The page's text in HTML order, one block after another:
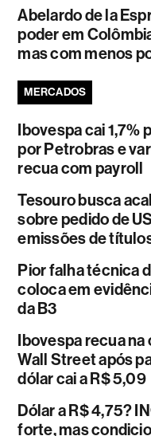
Abelardo de la
poder em
mas com menos
MERCADOS
Ibovespa cai 1,7%
por Petrobras e
recua com payroll
Tesouro busca
sobre pedido de
emissões de
Pior falha técnica
coloca em
da B3
Ibovespa recua
Wall Street após
dólar cai a R$ 5,09
Dólar a R$ 4,75?
forte, mas